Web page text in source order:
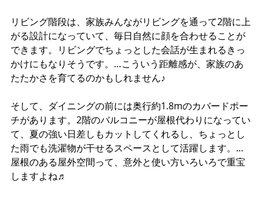
リビング階段は、家族みんながリビングを通って2階に上
がる設計になっていて、毎日自然に顔を合わせることが
できます。リビングでちょっとした会話が生まれるきっ
かけにもなりそうです。…こういう距離感が、家族のあ
たたかさを育てるのかもしれません♪
そして、ダイニングの前には奥行約1.8mのカバードポー
チがあります。2階のバルコニーが屋根代わりになってい
て、夏の強い日差しもカットしてくれるし、ちょっとし
た雨でも洗濯物が干せるスペースとして活躍します。…
屋根のある屋外空間って、意外と使い方いろいろで重宝
しますよね♬